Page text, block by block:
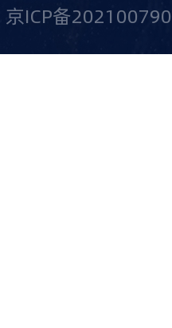
京ICP备